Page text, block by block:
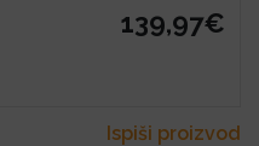
139,97€
Ispiši proizvod